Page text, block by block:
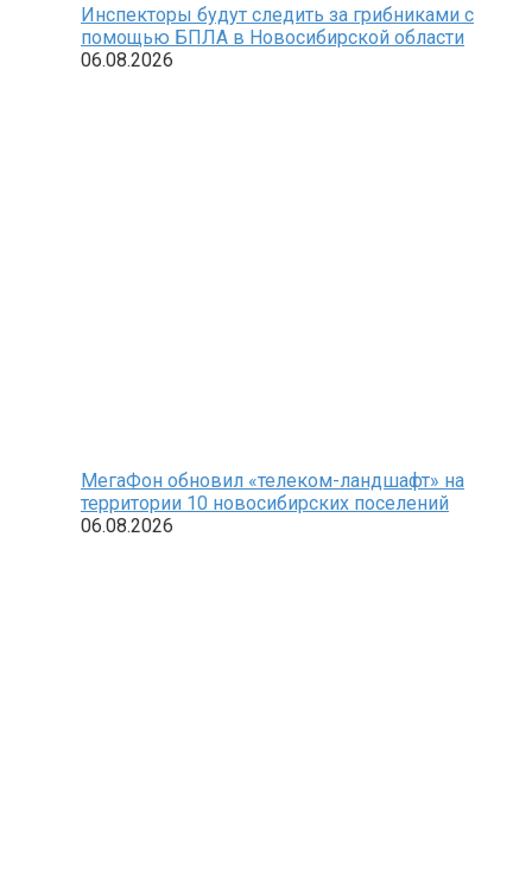
Инспекторы будут следить за грибниками с
помощью БПЛА в Новосибирской области
06.08.2026
МегаФон обновил «телеком-ландшафт» на
территории 10 новосибирских поселений
06.08.2026